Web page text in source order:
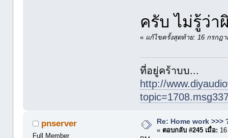
ครับ ไม่รู้ว่
« แก้ไขครั้งสุดท้าย: 16 กรกฎา
ที่อยู่คร้าบบ...
http://
pnserver
Full Member
Re: Home work >>>
« ตอบกลับ #245 เมื่อ: